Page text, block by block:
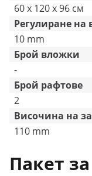
60 x 120 x 96 см
Pегулиране на
10 mm
Брой вложки
-
Брой рафтове
2
Височина на
110 mm
Пакет